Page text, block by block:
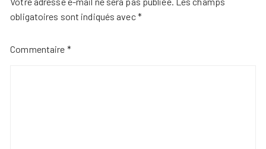
obligatoires sont indiqués avec*
Commentaire *